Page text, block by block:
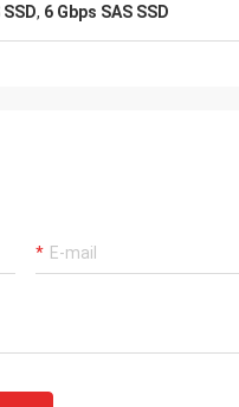
, 6 Gbps SAS SSD